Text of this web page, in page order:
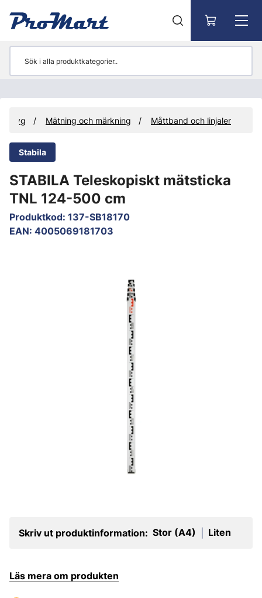
Mätning och märkning Måttband och linjaler
Stabila
STABILA Teleskopiskt mätsticka
TNL 124-500 cm
Produktkod: 137-SB18170
EAN: 4005069181703
Skriv ut produktinformation: Stor (A4) Liten
Läs mera om produkten